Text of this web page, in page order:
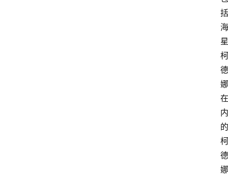
括
海
星
柯
德
娜
在
内
的
柯
德
娜